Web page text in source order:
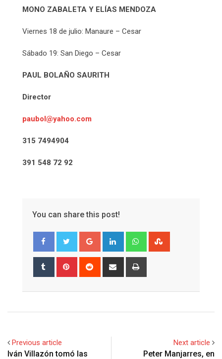
MONO ZABALETA Y ELÍAS MENDOZA
Viernes 18 de julio: Manaure – Cesar
Sábado 19: San Diego – Cesar
PAUL BOLAÑO SAURITH
Director
paubol@yahoo.com
315 7494904
391 548 72 92
You can share this post!
Google+ LinkedIn Whatsapp
Tumblr Pinterest Reddit
Share
Previous article
Iván Villazón tomó las
Next article
Peter Manjarres, en